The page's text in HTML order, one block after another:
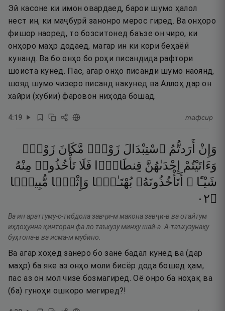
Эй касоне ки имон овардаед, барои шумо ҳалол
нест ин, ки маҷбурӣ занонро мерос гиред. Ва онҳоро
фишор наоред, то бозситонед баъзе он чиро, ки
онҳоро маҳр додаед, магар ин ки кори беҳаёӣ
кунанд. Ва бо онҳо бо роҳи писандида рафтори
шоиста кунед. Пас, агар онҳо писанди шумо наоянд,
шояд шумо чизеро писанд накунед ва Аллоҳ дар он
хайри (хубии) фаровон ниҳода бошад.
4:19 тафсир
وَإِنْ أَرَدتُّمُ ٱسْتِبْدَالَ زَوْجٍۢ مَّكَانَ زَوْجٍۢ
وَءَاتَيْتُمْ
إِحْدَىٰهُنَّ قِنطَارًۭا فَلَا تَأْخُذُوا۟ مِنْهُ
شَيْـًٔا ۚ أَتَأْخُذُونَهُۥ بُهْتَـٰنًۭا وَإِثْمًۭا مُّبِينًۭا
۝٢٠
Ва ин араттуму-с-тибдола завҷи-м макона завҷи-в ва отайтум
иҳдоҳунна қинторан фа ло таъхузу минҳу шай-а. А-таъхузунаҳу
буҳтона-в ва исма-м мубино.
Ва агар хоҳед занеро бо зане бадал кунед ва (дар
маҳр) ба яке аз онҳо моли бисёр дода бошед ҳам,
пас аз он мол чизе бозмагиред. Оё онро ба ноҳақ ва
(ба) гуноҳи ошкоро мегиред?!